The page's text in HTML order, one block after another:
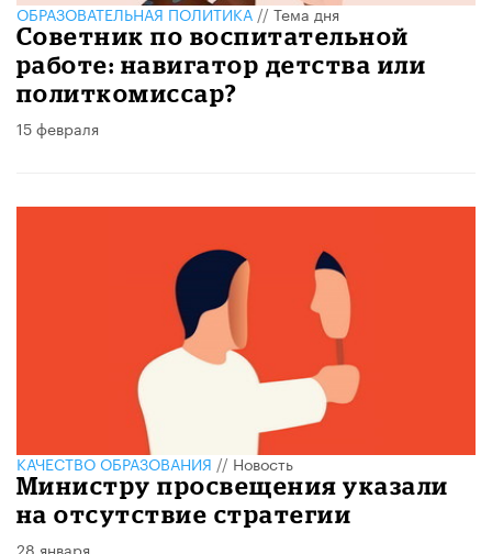
ОБРАЗОВАТЕЛЬНАЯ ПОЛИТИКА//Тема дня
Советник по воспитательной
работе: навигатор детства или
политкомиссар?
15 февраля
КАЧЕСТВО ОБРАЗОВАНИЯ // Новость
Министру просвещения указали
на отсутствие стратегии
28 января